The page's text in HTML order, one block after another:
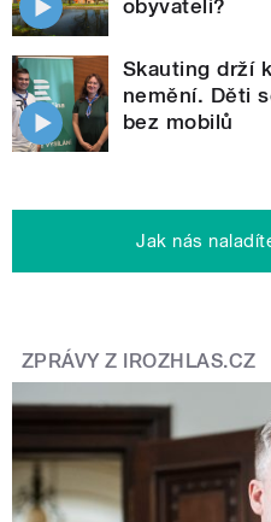
obyvateli?
Skauting drží
nemění. Děti
bez mobilů
Jak nás
ZPRÁVY Z IROZHLAS.CZ